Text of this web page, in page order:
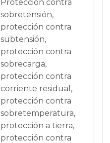
Protección contra
sobretensión,
protección contra
subtensión,
protección contra
sobrecarga,
protección contra
corriente residual,
protección contra
sobretemperatura,
protección a tierra,
protección contra